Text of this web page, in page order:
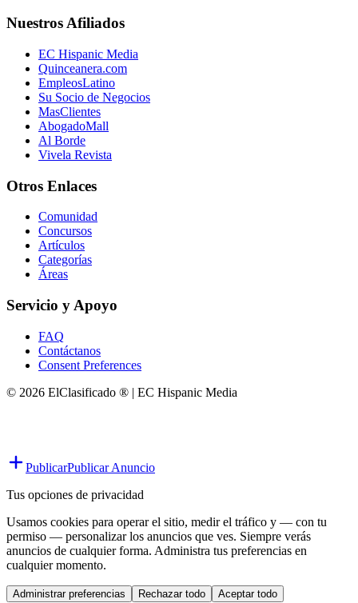
Nuestros Afiliados
EC Hispanic Media
Quinceanera.com
EmpleosLatino
Su Socio de Negocios
MasClientes
AbogadoMall
Al Borde
Vivela Revista
Otros Enlaces
Comunidad
Concursos
Artículos
Categorías
Áreas
Servicio y Apoyo
FAQ
Contáctanos
Consent Preferences
© 2026 ElClasificado ® | EC Hispanic Media
PublicarPublicar Anuncio
Tus opciones de privacidad
Usamos cookies para operar el sitio, medir el tráfico y — con tu
permiso — personalizar los anuncios que ves. Siempre verás
anuncios de cualquier forma. Administra tus preferencias en
cualquier momento.
Administrar preferencias Rechazar todo Aceptar todo